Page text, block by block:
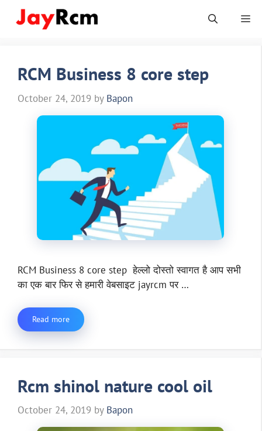
RCM Business 8 core step
October 24, 2019 by Bapon
RCM Business 8 core step हेल्लो दोस्तो स्वागत है आप सभी
का एक बार फिर से हमारी वेबसाइट jayrcm पर …
Read more
Rcm shinol nature cool oil
October 24, 2019 by Bapon